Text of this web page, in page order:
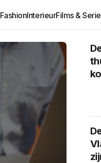
FashionInterieurFilms &